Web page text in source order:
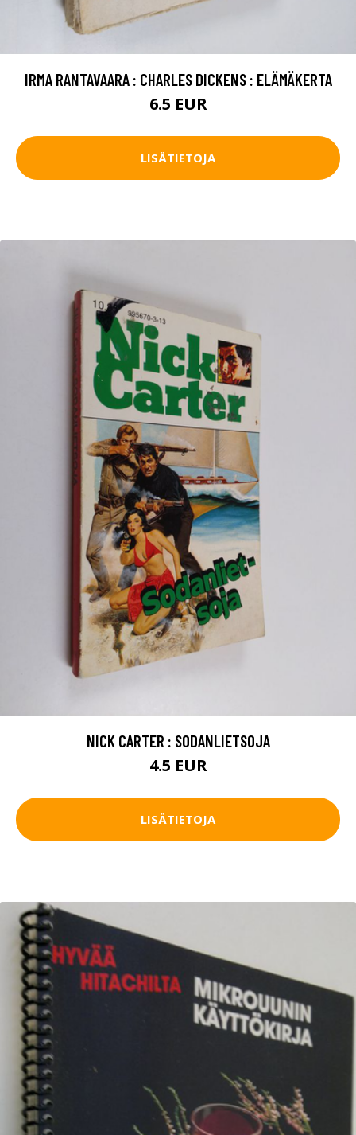
IRMA RANTAVAARA : CHARLES DICKENS : ELÄMÄKERTA
6.5 EUR
LISÄTIETOJA
NICK CARTER : SODANLIETSOJA
4.5 EUR
LISÄTIETOJA